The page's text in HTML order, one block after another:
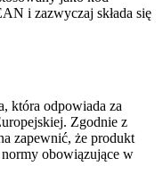
i zazwyczaj składa się
która odpowiada za
Zgodnie z
zapewnić, że produkt
normy obowiązujące w